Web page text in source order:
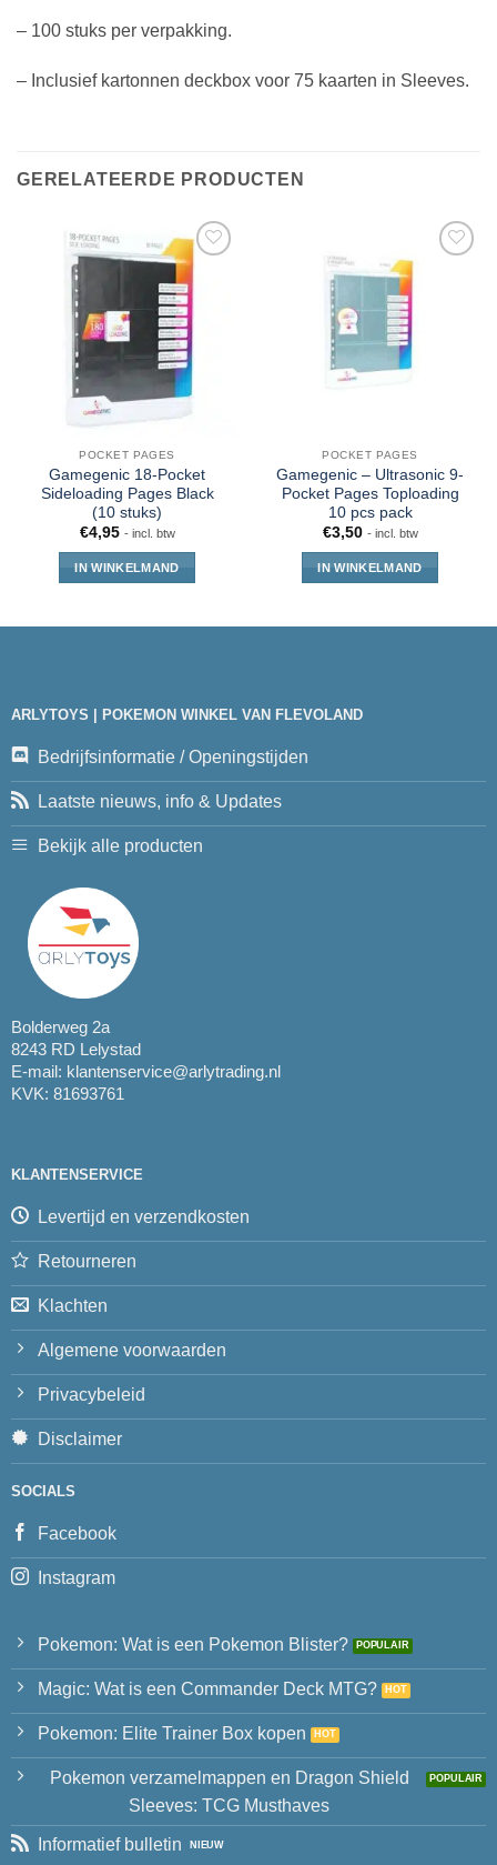
– 100 stuks per verpakking.
– Inclusief kartonnen deckbox voor 75 kaarten in Sleeves.
GERELATEERDE PRODUCTEN
POCKET PAGES
Gamegenic 18-Pocket
Sideloading Pages Black
(10 stuks)
€4,95 - incl. btw
IN WINKELMAND
POCKET PAGES
Gamegenic – Ultrasonic 9-
Pocket Pages Toploading
10 pcs pack
€3,50 - incl. btw
IN WINKELMAND
ARLYTOYS | POKEMON WINKEL VAN FLEVOLAND
Bedrijfsinformatie / Openingstijden
Laatste nieuws, info & Updates
Bekijk alle producten
Bolderweg 2a
8243 RD Lelystad
E-mail: klantenservice@arlytrading.nl
KVK: 81693761
KLANTENSERVICE
Levertijd en verzendkosten
Retourneren
Klachten
Algemene voorwaarden
Privacybeleid
Disclaimer
SOCIALS
Facebook
Instagram
Pokemon: Wat is een Pokemon Blister?
Magic: Wat is een Commander Deck MTG?
Pokemon: Elite Trainer Box kopen
Pokemon verzamelmappen en Dragon Shield
Sleeves: TCG Musthaves
Informatief bulletin